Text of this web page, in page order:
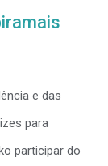
e das
para
participar do